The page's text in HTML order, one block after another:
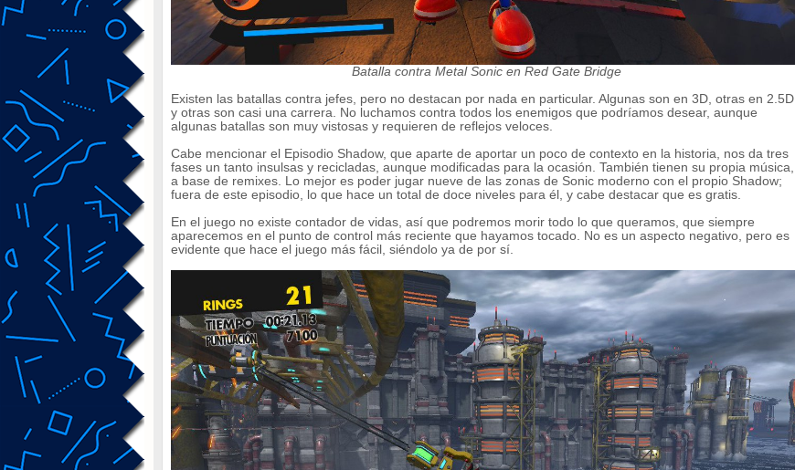
Batalla contra Metal Sonic en Red Gate Bridge
Existen las batallas contra jefes, pero no destacan por nada en particular. Algunas son en 3D, otras en 2.5D,
y otras son casi una carrera. No luchamos contra todos los enemigos que podríamos desear, aunque
algunas batallas son muy vistosas y requieren de reflejos veloces.
Cabe mencionar el Episodio Shadow, que aparte de aportar un poco de contexto en la historia, nos da tres
fases un tanto insulsas y recicladas, aunque modificadas para la ocasión. También tienen su propia música,
a base de remixes. Lo mejor es poder jugar nueve de las zonas de Sonic moderno con el propio Shadow;
fuera de este episodio, lo que hace un total de doce niveles para él, y cabe destacar que es gratis.
En el juego no existe contador de vidas, así que podremos morir todo lo que queramos, que siempre
aparecemos en el punto de control más reciente que hayamos tocado. No es un aspecto negativo, pero es
evidente que hace el juego más fácil, siéndolo ya de por sí.